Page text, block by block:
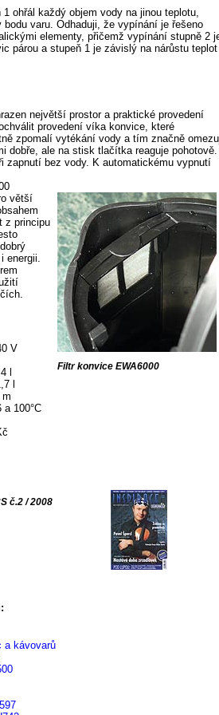
ohřál každý objem vody na jinou teplotu,
varu. Odhaduji, že vypínání je řešeno
elementy, přičemž vypínání stupně 2
párou a stupeň 1 je závislý na nárůstu teplot
největší prostor a praktické provedení
provedení víka konvice, které
zpomalí vytékání vody a tím značně
dobře, ale na stisk tlačítka reaguje pohotově.
zapnutí bez vody. K automatickému vypnutí
Filtr konvice EWA6000
větší
z principu
energii.
V
l
l
a 100°C
č.2 / 2008
a kávovarů